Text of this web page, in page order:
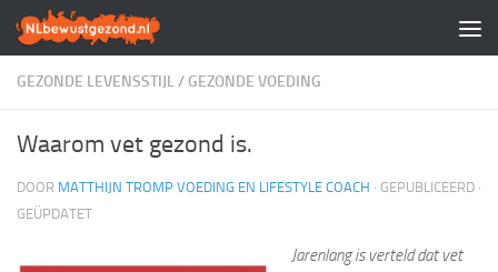
Doorgaan naar inhoud
GEZONDE LEVENSSTIJL/ GEZONDE VOEDING
Waarom vet gezond is.
DOOR MATTHIJN TROMP VOEDING EN LIFESTYLE COACH · GEPUBLICEERD ·
GEÜPDATET
Jarenlang is verteld dat vet